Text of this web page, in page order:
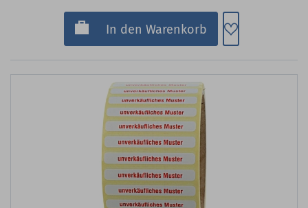
In den Warenkorb Zum